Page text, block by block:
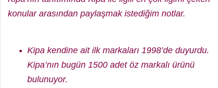
konular arasından paylaşmak istediğim notlar.
Kipa kendine ait ilk markaları 1998’de duyurdu.
Kipa’nın bugün 1500 adet öz markalı ürünü
bulunuyor.